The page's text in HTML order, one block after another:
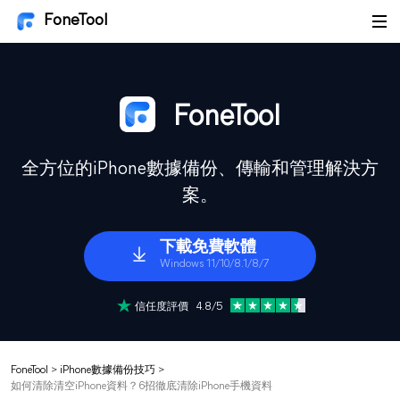
FoneTool
FoneTool
全方位的iPhone數據備份、傳輸和管理解決方
案。
下載免費軟體
Windows 11/10/8.1/8/7
信任度評價 4.8/5
FoneTool > iPhone數據備份技巧 >
如何清除清空iPhone資料？6招徹底清除iPhone手機資料